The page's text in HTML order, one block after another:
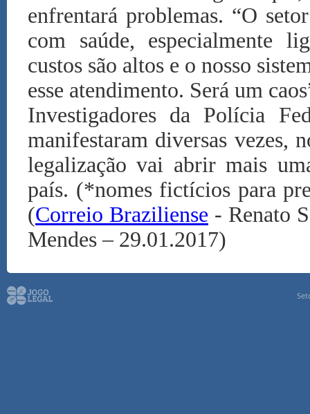
enfrentará problemas. “O
com saúde, especialmente
custos são altos e o nosso
esse atendimento. Será um
Investigadores da Polícia
manifestaram diversas vezes,
legalização vai abrir mais
país. (*nomes fictícios para
(Correio Braziliense - Renato
Mendes – 29.01.2017)